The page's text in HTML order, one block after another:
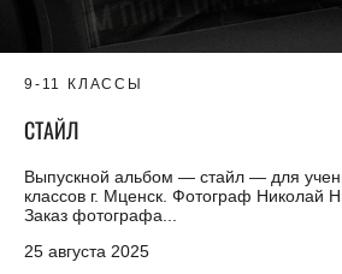
9-11 КЛАССЫ
СТАЙЛ
Выпускной альбом — стайл — для
классов г. Мценск. Фотограф Николай
Заказ фотографа...
25 августа 2025